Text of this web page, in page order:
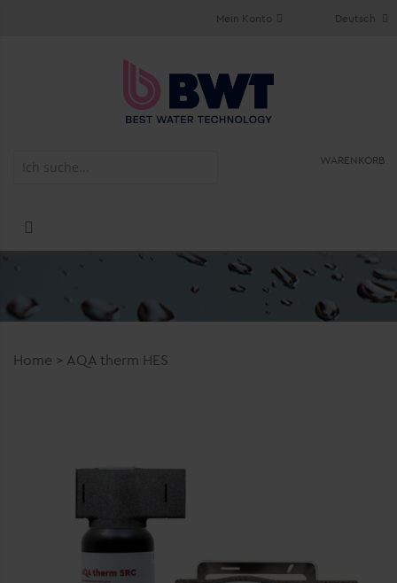
Deutsch
Mein Konto
WARENKORB
Home > AQA therm HES